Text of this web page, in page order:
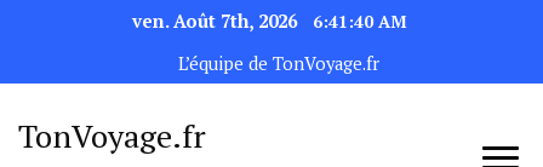
ven. Août 7th, 2026
6:41:41 AM
L’équipe de TonVoyage.fr
TonVoyage.fr